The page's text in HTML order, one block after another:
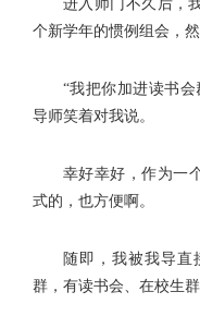
进入师门不久后，
个新学年的惯例组会，
“我把你加进读书
导师笑着对我说。
幸好幸好，作为一
式的，也方便啊。
随即，我被我导直
群，有读书会、在校生